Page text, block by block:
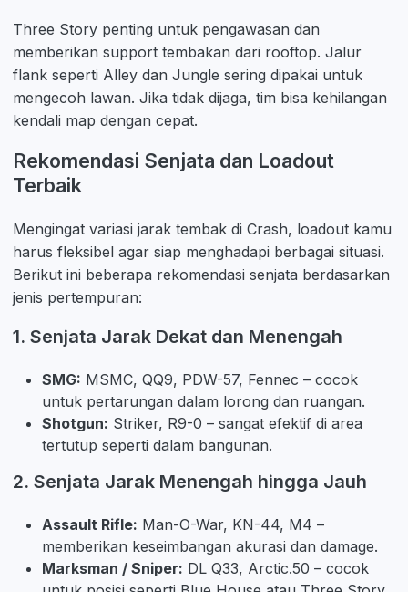
Three Story penting untuk pengawasan dan
memberikan support tembakan dari rooftop. Jalur
flank seperti Alley dan Jungle sering dipakai untuk
mengecoh lawan. Jika tidak dijaga, tim bisa kehilangan
kendali map dengan cepat.
Rekomendasi Senjata dan Loadout
Terbaik
Mengingat variasi jarak tembak di Crash, loadout kamu
harus fleksibel agar siap menghadapi berbagai situasi.
Berikut ini beberapa rekomendasi senjata berdasarkan
jenis pertempuran:
1. Senjata Jarak Dekat dan Menengah
SMG: MSMC, QQ9, PDW-57, Fennec – cocok
untuk pertarungan dalam lorong dan ruangan.
Shotgun: Striker, R9-0 – sangat efektif di area
tertutup seperti dalam bangunan.
2. Senjata Jarak Menengah hingga Jauh
Assault Rifle: Man-O-War, KN-44, M4 –
memberikan keseimbangan akurasi dan damage.
Marksman / Sniper: DL Q33, Arctic.50 – cocok